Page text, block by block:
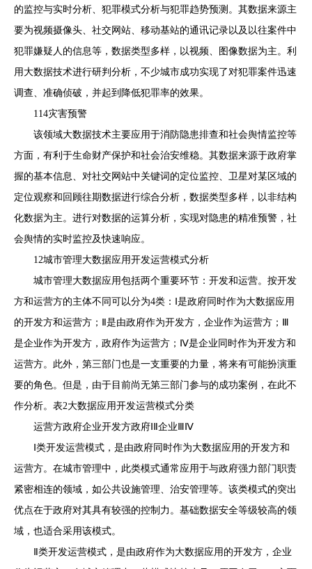
的监控与实时分析、犯罪模式分析与犯罪趋势预测。其数据来源主
要为视频摄像头、社交网站、移动基站的通讯记录以及以往案件中
犯罪嫌疑人的信息等，数据类型多样，以视频、图像数据为主。利
用大数据技术进行研判分析，不少城市成功实现了对犯罪案件迅速
调查、准确侦破，并起到降低犯罪率的效果。
114灾害预警
该领域大数据技术主要应用于消防隐患排查和社会舆情监控等
方面，有利于生命财产保护和社会治安维稳。其数据来源于政府掌
握的基本信息、对社交网站中关键词的定位监控、卫星对某区域的
定位观察和回顾往期数据进行综合分析，数据类型多样，以非结构
化数据为主。进行对数据的运算分析，实现对隐患的精准预警，社
会舆情的实时监控及快速响应。
12城市管理大数据应用开发运营模式分析
城市管理大数据应用包括两个重要环节：开发和运营。按开发
方和运营方的主体不同可以分为4类：Ⅰ是政府同时作为大数据应用
的开发方和运营方；Ⅱ是由政府作为开发方，企业作为运营方；Ⅲ
是企业作为开发方，政府作为运营方；Ⅳ是企业同时作为开发方和
运营方。此外，第三部门也是一支重要的力量，将来有可能扮演重
要的角色。但是，由于目前尚无第三部门参与的成功案例，在此不
作分析。表2大数据应用开发运营模式分类
运营方政府企业开发方政府ⅠⅡ企业ⅢⅣ
Ⅰ类开发运营模式，是由政府同时作为大数据应用的开发方和
运营方。在城市管理中，此类模式通常应用于与政府强力部门职责
紧密相连的领域，如公共设施管理、治安管理等。该类模式的突出
优点在于政府对其具有较强的控制力。基础数据安全等级较高的领
域，也适合采用该模式。
Ⅱ类开发运营模式，是由政府作为大数据应用的开发方，企业